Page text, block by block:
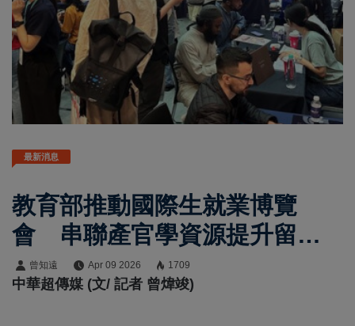
最新消息
教育部推動國際生就業博覽
會 串聯產官學資源提升留臺
就業機會
曾知遠 Apr 09 2026 1709
中華超傳媒 (文/ 記者 曾煒竣)